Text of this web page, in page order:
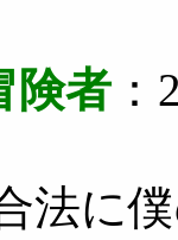
険者
法に